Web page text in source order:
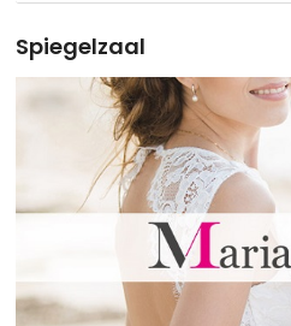
Spiegelzaal